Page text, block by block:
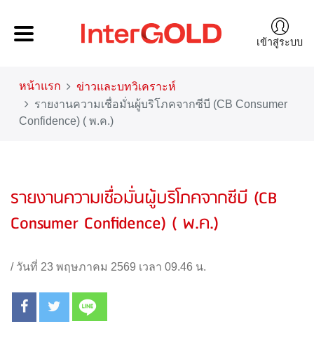
เข้าสู่ระบบ
หน้าแรก
ข่าวและบทวิเคราะห์
รายงานความเชื่อมั่นผู้บริโภคจากซีบี (CB Consumer
Confidence) ( พ.ค.)
รายงานความเชื่อมั่นผู้บริโภคจากซีบี (CB
Consumer Confidence) ( พ.ค.)
/ วันที่ 23 พฤษภาคม 2569 เวลา 09.46 น.